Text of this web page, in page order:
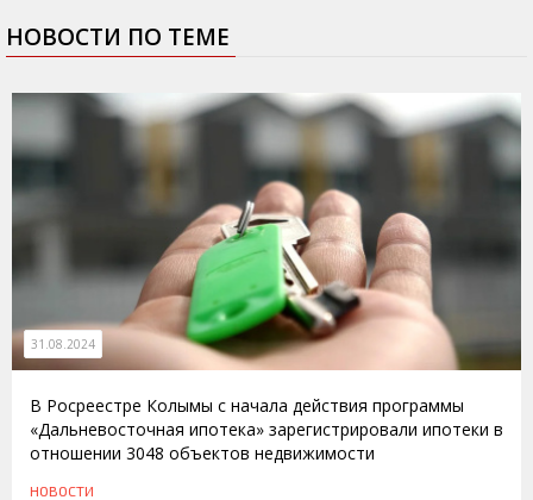
НОВОСТИ ПО ТЕМЕ
31.08.2024
В Росреестре Колымы с начала действия программы
«Дальневосточная ипотека» зарегистрировали ипотеки в
отношении 3048 объектов недвижимости
НОВОСТИ